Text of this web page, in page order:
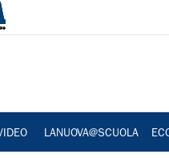
LANUOVA@SCUOLA